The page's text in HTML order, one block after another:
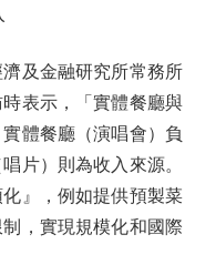
及金融研究所常務所
表示，「實體餐廳與
體餐廳（演唱會）負
片）則為收入來源。
』，例如提供預製菜
，實現規模化和國際